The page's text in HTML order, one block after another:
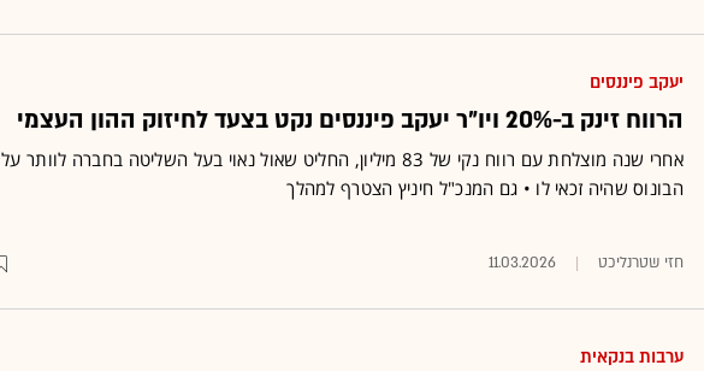
יעקב פיננסים
הרווח זינק ב-20% ויו"ר יעקב פיננסים נקט בצעד לחיזוק ההון העצמי
אחרי שנה מוצלחת עם רווח נקי של 83 מיליון, החליט שאול נאוי בעל השליטה בחברה לוותר על
הבונוס שהיה זכאי לו • גם המנכ"ל חיניץ הצטרף למהלך
חזי שטרנליכט 11.03.2026
ערבות בנקאית